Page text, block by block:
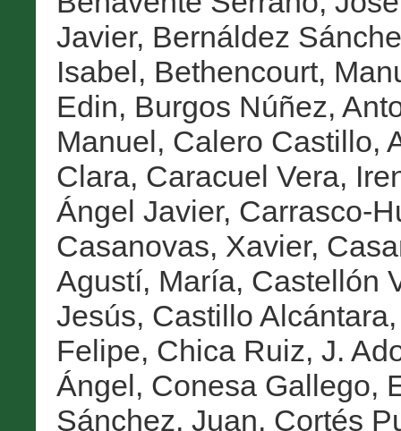
Javier, Bernáldez
Isabel, Bethencourt,
Edin, Burgos Núñez,
Manuel, Calero Castillo,
Clara, Caracuel Vera,
Ángel Javier, Carrasco-
Casanovas, Xavier,
Agustí, María, Castellón
Jesús, Castillo
Felipe, Chica Ruiz, J.
Ángel, Conesa Gallego,
Sánchez, Juan, Cortés